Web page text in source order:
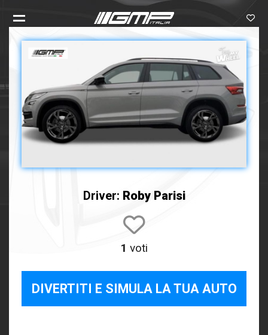
Driver: Roby Parisi
1 voti
DIVERTITI E SIMULA LA TUA AUTO